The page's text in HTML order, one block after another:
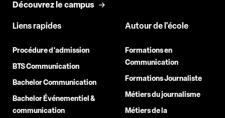
Découvrez le campus
Liens rapides
Procédure d'admission
BTS Communication
Bachelor Communication
Bachelor Événementiel &
communication
Autour de l'école
Formations en
Communication
Formations Journaliste
Métiers du journalisme
Métiers de la